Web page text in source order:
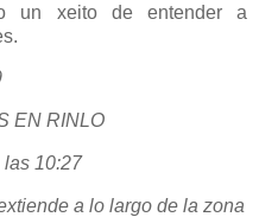
un xeito de entender a
EN RINLO
las 10:27
a lo largo de la zona